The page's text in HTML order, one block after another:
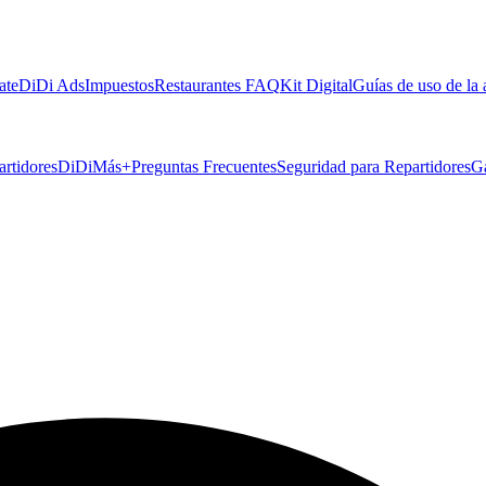
DiDi AdsImpuestosRestaurantes FAQKit DigitalGuías de uso de la
DiDiMás+Preguntas FrecuentesSeguridad para Repartidores